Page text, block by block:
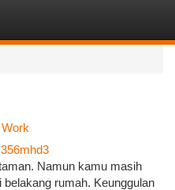
Namun kamu masih
rumah. Keunggulan